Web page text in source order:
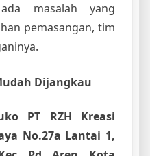
masalah yang
pemasangan, tim
Dijangkau
PT RZH Kreasi
No.27a Lantai 1,